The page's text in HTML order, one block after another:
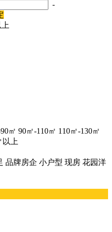
-
㎡ 90㎡-110㎡ 110㎡-130㎡
以上
品牌房企 小户型 现房 花园洋